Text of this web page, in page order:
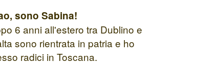
sono Sabina!
6 anni all'estero tra Dublino e
sono rientrata in patria e ho
radici in Toscana.